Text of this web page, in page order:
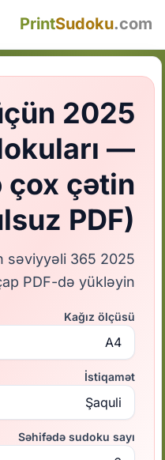
PrintSudoku.com
—
çox çətin
PDF)
səviyyəli 365
PDF-də yükləyin.
Kağız ölçüsü
İstiqamət
Səhifədə sudoku sayı